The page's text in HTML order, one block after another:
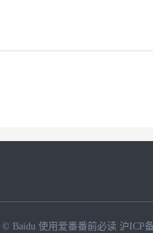
© Baidu 使用爱番番前必读 沪ICP